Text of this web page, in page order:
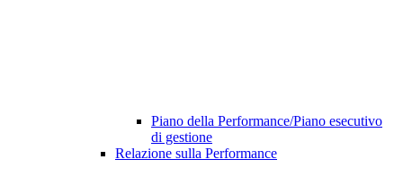
Piano della Performance/Piano esecutivo
di gestione
Relazione sulla Performance